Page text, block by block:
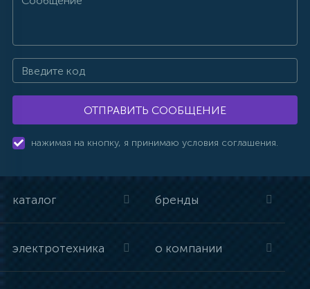
ОТПРАВИТЬ СООБЩЕНИЕ
нажимая на кнопку, я принимаю условия соглашения.
каталог бренды
электротехника о компании